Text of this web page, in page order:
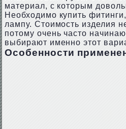
материал, с которым
Необходимо купить
лампу. Стоимость изделия
потому очень часто
выбирают именно этот
Особенности